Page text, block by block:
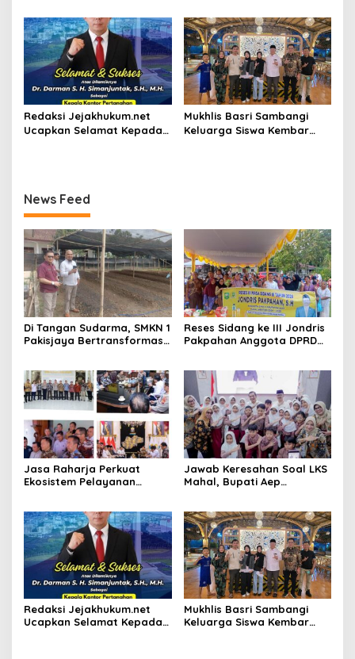
Pemprov dan Polda Jambi
SMP di Karawang
Redaksi Jejakhukum.net
Ucapkan Selamat Kepada
Jakarta Selatan
Mukhlis Basri Sambangi
Keluarga Siswa Kembar
News Feed
Di Tangan Sudarma, SMKN 1
Pakisjaya Bertransformasi
Berdaya Saing
Reses Sidang ke III Jondris
Pakpahan Anggota DPRD
Jasa Raharja Perkuat
Ekosistem Pelayanan
Jawab Keresahan Soal LKS
Mahal, Bupati Aep
Redaksi Jejakhukum.net
Ucapkan Selamat Kepada
Mukhlis Basri Sambangi
Keluarga Siswa Kembar